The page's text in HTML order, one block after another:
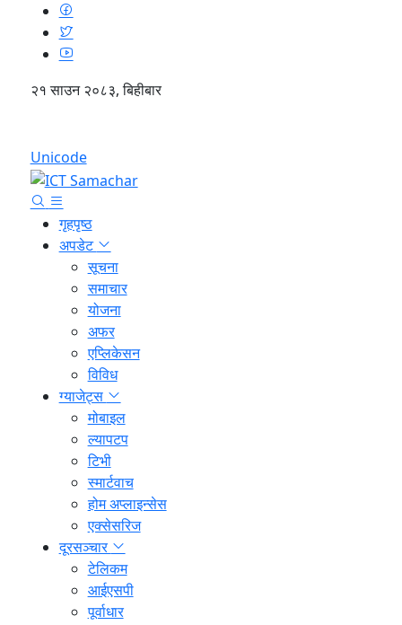
२१ साउन २०८३, बिहीबार
Unicode
गृहपृष्ठ
अपडेट
सूचना
समाचार
योजना
अफर
एप्लिकेसन
विविध
ग्याजेट्स
मोबाइल
ल्यापटप
टिभी
स्मार्टवाच
होम अप्लाइन्सेस
एक्सेसरिज
दूरसञ्चार
टेलिकम
आईएसपी
पूर्वाधार